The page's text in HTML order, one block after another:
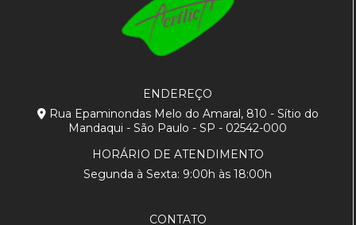
ENDEREÇO
Rua Epaminondas Melo do Amaral, 810 - Sítio do
Mandaqui - São Paulo - SP - 02542-000
HORÁRIO DE ATENDIMENTO
Segunda à Sexta: 9:00h às 18:00h
CONTATO